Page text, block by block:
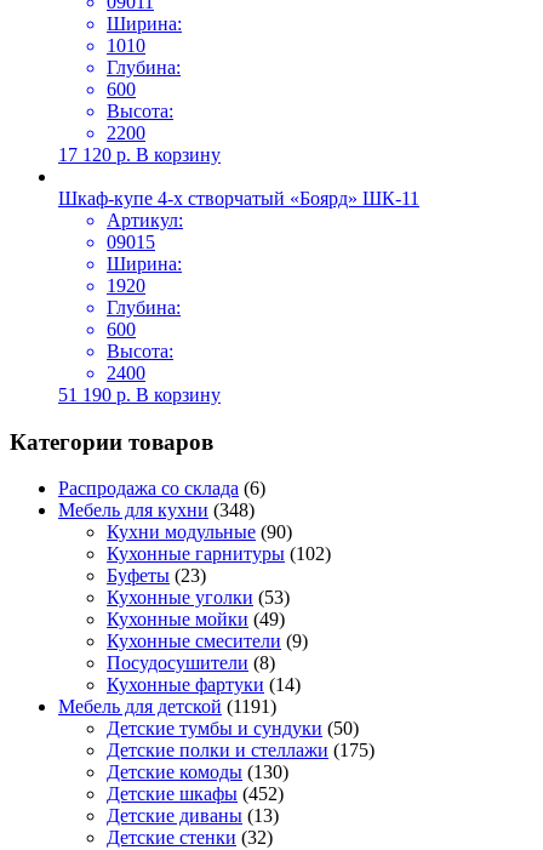
Ширина:
1010
Глубина:
600
Высота:
2200
17 120 р. В корзину
Шкаф-купе 4-х створчатый «Боярд» ШК-11
Артикул:
09015
Ширина:
1920
Глубина:
600
Высота:
2400
51 190 р. В корзину
Категории товаров
Распродажа со склада (6)
Мебель для кухни (348)
Кухни модульные (90)
Кухонные гарнитуры (102)
Буфеты (23)
Кухонные уголки (53)
Кухонные мойки (49)
Кухонные смесители (9)
Посудосушители (8)
Кухонные фартуки (14)
Мебель для детской (1191)
Детские тумбы и сундуки (50)
Детские полки и стеллажи (175)
Детские комоды (130)
Детские шкафы (452)
Детские диваны (13)
Детские стенки (32)